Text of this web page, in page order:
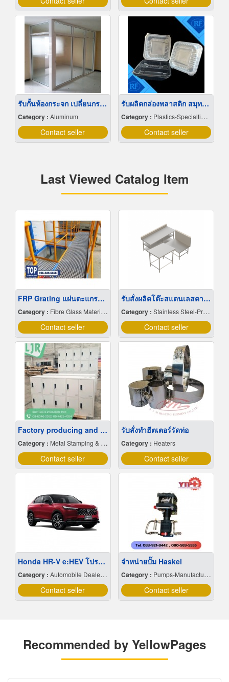
รับกั้นห้องกระจก เปลี่ยนกระจกแตก กรุงเทพ
Category : Aluminum
Contact seller
รับผลิตกล่องพลาสติก สมุทรสาคร
Category : Plastics-Specialties-Wholesales & Manufacturers
Contact seller
Last Viewed Catalog Item
FRP Grating แผ่นตะแกรงไฟเบอร์กลาส
Category : Fibre Glass Materials
Contact seller
รับสั่งผลิตโต๊ะสแตนเลสตามแบบ
Category : Stainless Steel-Products
Contact seller
Factory producing and designing steel cabinets and steel storage shelves
Category : Metal Stamping & Cutting
Contact seller
รับสั่งทำฮีตเตอร์รัดท่อ
Category : Heaters
Contact seller
Honda HR-V e:HEV โปรโมชั่น
Category : Automobile Dealers-New Cars
Contact seller
จำหน่ายปั๊ม Haskel
Category : Pumps-Manufacturers & Distributors
Contact seller
Recommended by YellowPages